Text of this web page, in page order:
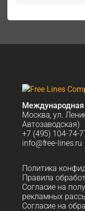
Международная
Москва, ул.
Автозаводская)
+7 (495) 104-74-
info@free-lines.ru
Политика
Правила
Согласие на
рекламных
Согласие на